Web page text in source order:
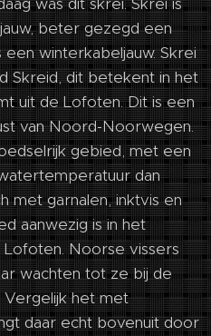
beter gezegd een
winterkabeljauw. Skrei
Skreid, dit betekent in het
uit de Lofoten. Dit is een
van Noord-Noorwegen.
gebied, met een
dan
met garnalen, inktvis en
aanwezig is in het
Noorse vissers
wachten tot ze bij de
Vergelijk het met
daar echt bovenuit door